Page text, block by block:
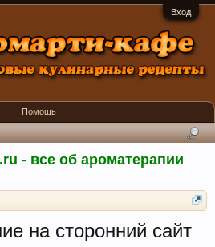
Вход
- все об ароматерапии
на сторонний сайт
Помощь